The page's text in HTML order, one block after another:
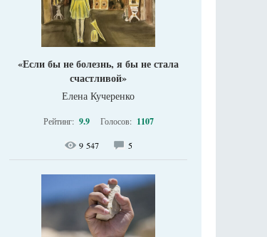
«Если бы не болезнь, я бы не стала
счастливой»
Елена Кучеренко
Рейтинг: 9.9 Голосов: 1107
9 547 5